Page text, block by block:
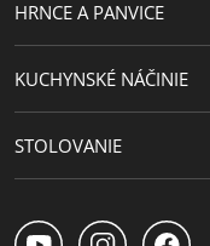
Odolnosť voči
teplu
Návrhár
Kapacita (l)
HRNCE A PANVICE
KUCHYNSKÉ NÁČINIE
STOLOVANIE